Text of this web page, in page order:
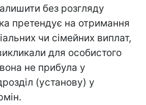
без розгляду
претендує на отримання
чи сімейних виплат,
для особистого
не прибула у
(установу) у